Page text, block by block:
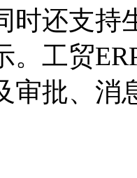
时还支持
。工贸
审批、消